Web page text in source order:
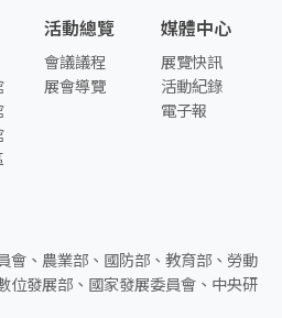
活動總覽
會議議程
展會導覽
媒體中心
展覽快訊
活動紀錄
電子報
會、農業部、國防部、教育部、勞動
位發展部、國家發展委員會、中央研